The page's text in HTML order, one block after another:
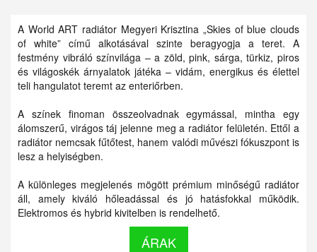
A World ART radiátor Megyeri Krisztina „Skies of blue clouds
of white” című alkotásával szinte beragyogja a teret. A
festmény vibráló színvilága – a zöld, pink, sárga, türkiz, piros
és világoskék árnyalatok játéka – vidám, energikus és élettel
teli hangulatot teremt az enteriőrben.
A színek finoman összeolvadnak egymással, mintha egy
álomszerű, virágos táj jelenne meg a radiátor felületén. Ettől a
radiátor nemcsak fűtőtest, hanem valódi művészi fókuszpont is
lesz a helyiségben.
A különleges megjelenés mögött prémium minőségű radiátor
áll, amely kiváló hőleadással és jó hatásfokkal működik.
Elektromos és hybrid kivitelben is rendelhető.
ÁRAK